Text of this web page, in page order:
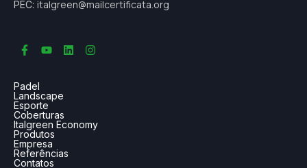
PEC: italgreen@mailcertificata.org
Padel
Landscape
Esporte
Coberturas
Italgreen Economy
Produtos
Empresa
Referências
Contatos